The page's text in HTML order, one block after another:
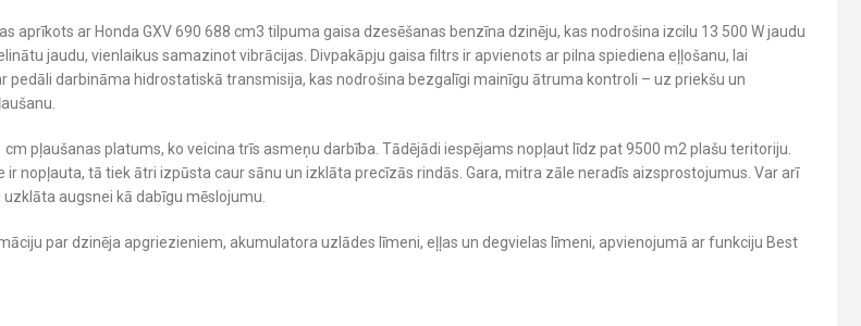
aprīkots ar Honda GXV 690 688 cm3 tilpuma gaisa dzesēšanas benzīna dzinēju, kas nodrošina izcilu 13 500 W jaudu
jaudu, vienlaikus samazinot vibrācijas. Divpakāpju gaisa filtrs ir apvienots ar pilna spiediena eļļošanu, lai
darbināma hidrostatiskā transmisija, kas nodrošina bezgalīgi mainīgu ātruma kontroli – uz priekšu un
pļaušanas platums, ko veicina trīs asmeņu darbība. Tādējādi iespējams nopļaut līdz pat 9500 m2 plašu teritoriju.
nopļauta, tā tiek ātri izpūsta caur sānu un izklāta precīzās rindās. Gara, mitra zāle neradīs aizsprostojumus. Var arī
augsnei kā dabīgu mēslojumu.
par dzinēja apgriezieniem, akumulatora uzlādes līmeni, eļļas un degvielas līmeni, apvienojumā ar funkciju Best